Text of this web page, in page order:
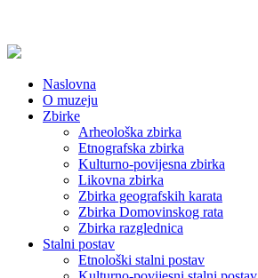
Naslovna
O muzeju
Zbirke
Arheološka zbirka
Etnografska zbirka
Kulturno-povijesna zbirka
Likovna zbirka
Zbirka geografskih karata
Zbirka Domovinskog rata
Zbirka razglednica
Stalni postav
Etnološki stalni postav